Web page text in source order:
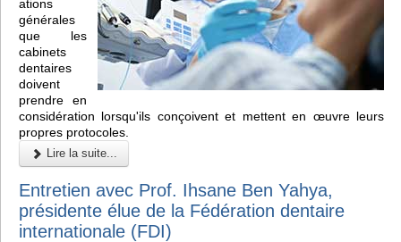
ations
générales
que les
cabinets
dentaires
doivent
prendre en
considération lorsqu'ils conçoivent et mettent en œuvre leurs
propres protocoles.
Lire la suite...
Entretien avec Prof. Ihsane Ben Yahya,
présidente élue de la Fédération dentaire
internationale (FDI)